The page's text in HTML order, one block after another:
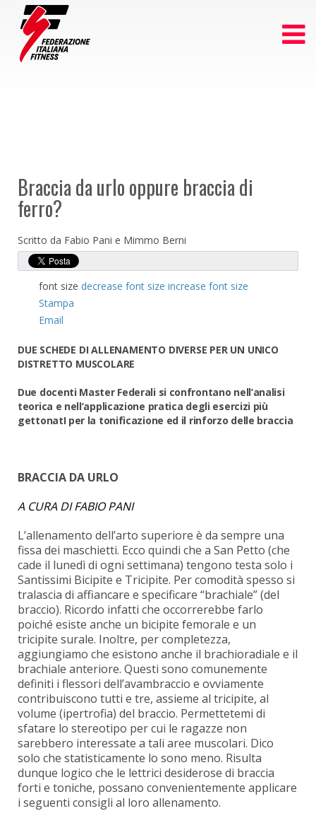
Braccia da urlo oppure braccia di
ferro?
Scritto da Fabio Pani e Mimmo Berni
font size decrease font size increase font size
Stampa
Email
DUE SCHEDE DI ALLENAMENTO DIVERSE PER UN UNICO
DISTRETTO MUSCOLARE
Due docenti Master Federali si confrontano nell’analisi
teorica e nell’applicazione pratica degli esercizi più
gettonatI per la tonificazione ed il rinforzo delle braccia
BRACCIA DA URLO
A CURA DI FABIO PANI
L’allenamento dell’arto superiore è da sempre una
fissa dei maschietti. Ecco quindi che a San Petto (che
cade il lunedì di ogni settimana) tengono testa solo i
Santissimi Bicipite e Tricipite. Per comodità spesso si
tralascia di affiancare e specificare “brachiale” (del
braccio). Ricordo infatti che occorrerebbe farlo
poiché esiste anche un bicipite femorale e un
tricipite surale. Inoltre, per completezza,
aggiungiamo che esistono anche il brachioradiale e il
brachiale anteriore. Questi sono comunemente
definiti i flessori dell’avambraccio e ovviamente
contribuiscono tutti e tre, assieme al tricipite, al
volume (ipertrofia) del braccio. Permettetemi di
sfatare lo stereotipo per cui le ragazze non
sarebbero interessate a tali aree muscolari. Dico
solo che statisticamente lo sono meno. Risulta
dunque logico che le lettrici desiderose di braccia
forti e toniche, possano convenientemente applicare
i seguenti consigli al loro allenamento.